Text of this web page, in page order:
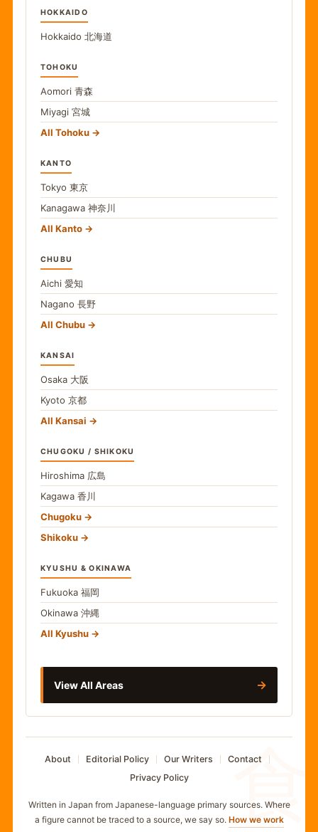
食
HOKKAIDO
Hokkaido 北海道
TOHOKU
Aomori 青森
Miyagi 宮城
All Tohoku
KANTO
Tokyo 東京
Kanagawa 神奈川
All Kanto
CHUBU
Aichi 愛知
Nagano 長野
All Chubu
KANSAI
Osaka 大阪
Kyoto 京都
All Kansai
CHUGOKU / SHIKOKU
Hiroshima 広島
Kagawa 香川
Chugoku
Shikoku
KYUSHU & OKINAWA
Fukuoka 福岡
Okinawa 沖縄
All Kyushu
View All Areas →
About Editorial Policy Our Writers
Contact
Privacy Policy
Written in Japan from Japanese-language primary sources. Where
a figure cannot be traced to a source, we say so. How we work